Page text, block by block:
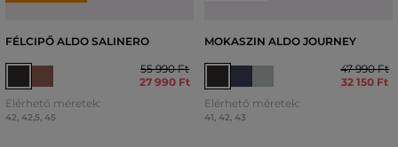
FÉLCIPŐ ALDO SALINERO
55 990 Ft
27 990 Ft
Elérhető méretek:
42, 42,5, 45
MOKASZIN ALDO JOURNEY
47 990 Ft
32 150 Ft
Elérhető méretek:
41, 42, 43